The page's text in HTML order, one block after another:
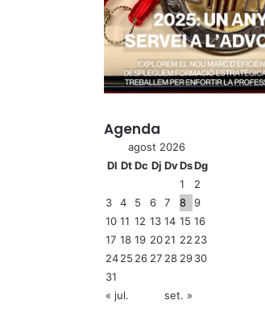
Agenda
agost 2026
Dl Dt Dc Dj DvDsDg
1
2
3
4 5 6 7 8
9
10 11 12 13 14 15 16
17 18 19 2021 22 23
2425 26 27 28 2930
31
« jul.
set. »